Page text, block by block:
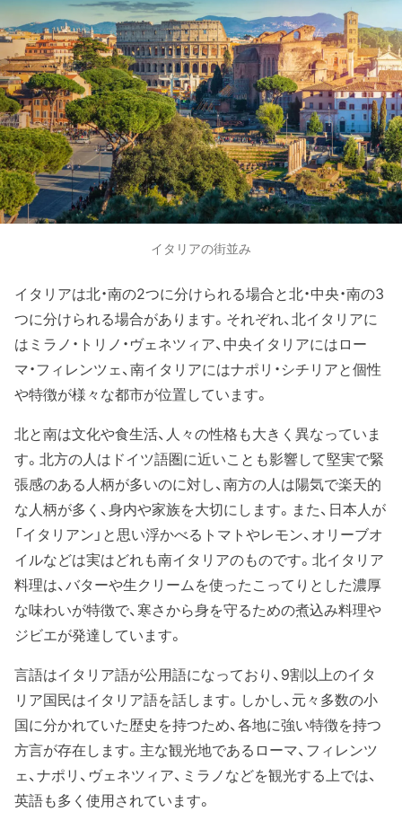
イタリアの街並み
イタリアは北・南の2つに分けられる場合と北・中央・南の3
つに分けられる場合があります。それぞれ、北イタリアに
はミラノ・トリノ・ヴェネツィア、中央イタリアにはロー
マ・フィレンツェ、南イタリアにはナポリ・シチリアと個性
や特徴が様々な都市が位置しています。
北と南は文化や食生活、人々の性格も大きく異なっていま
す。北方の人はドイツ語圏に近いことも影響して堅実で緊
張感のある人柄が多いのに対し、南方の人は陽気で楽天的
な人柄が多く、身内や家族を大切にします。また、日本人が
「イタリアン」と思い浮かべるトマトやレモン、オリーブオ
イルなどは実はどれも南イタリアのものです。北イタリア
料理は、バターや生クリームを使ったこってりとした濃厚
な味わいが特徴で、寒さから身を守るための煮込み料理や
ジビエが発達しています。
言語はイタリア語が公用語になっており、9割以上のイタ
リア国民はイタリア語を話します。しかし、元々多数の小
国に分かれていた歴史を持つため、各地に強い特徴を持つ
方言が存在します。主な観光地であるローマ、フィレンツ
ェ、ナポリ、ヴェネツィア、ミラノなどを観光する上では、
英語も多く使用されています。